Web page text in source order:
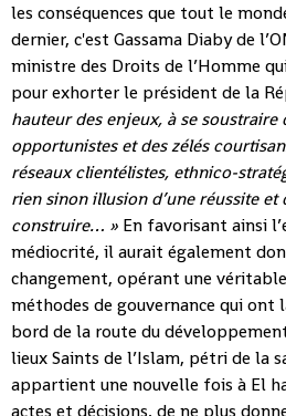
les conséquences que tout le
dernier, c'est Gassama Diaby de
ministre des Droits de l’Homme
pour exhorter le président de la
hauteur des enjeux, à se soustraire
opportunistes et des zélés
réseaux clientélistes, ethnico-
rien sinon illusion d’une réussite et
construire… » En favorisant ainsi
médiocrité, il aurait également
changement, opérant une
méthodes de gouvernance qui ont
bord de la route du
lieux Saints de l’Islam, pétri de la
appartient une nouvelle fois à El
actes et décisions, de ne plus